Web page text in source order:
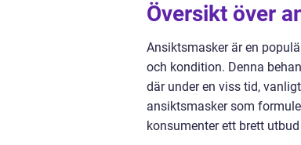
Översikt över
Ansiktsmasker är en
och kondition. Denna
där under en viss tid,
ansiktsmasker som
konsumenter ett brett